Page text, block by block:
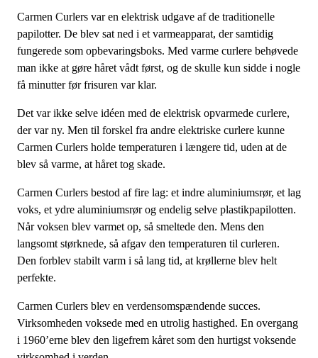
Carmen Curlers var en elektrisk udgave af de traditionelle
papilotter. De blev sat ned i et varmeapparat, der samtidig
fungerede som opbevaringsboks. Med varme curlere behøvede
man ikke at gøre håret vådt først, og de skulle kun sidde i nogle
få minutter før frisuren var klar.
Det var ikke selve idéen med de elektrisk opvarmede curlere,
der var ny. Men til forskel fra andre elektriske curlere kunne
Carmen Curlers holde temperaturen i længere tid, uden at de
blev så varme, at håret tog skade.
Carmen Curlers bestod af fire lag: et indre aluminiumsrør, et lag
voks, et ydre aluminiumsrør og endelig selve plastikpapilotten.
Når voksen blev varmet op, så smeltede den. Mens den
langsomt størknede, så afgav den temperaturen til curleren.
Den forblev stabilt varm i så lang tid, at krøllerne blev helt
perfekte.
Carmen Curlers blev en verdensomspændende succes.
Virksomheden voksede med en utrolig hastighed. En overgang
i 1960’erne blev den ligefrem kåret som den hurtigst voksende